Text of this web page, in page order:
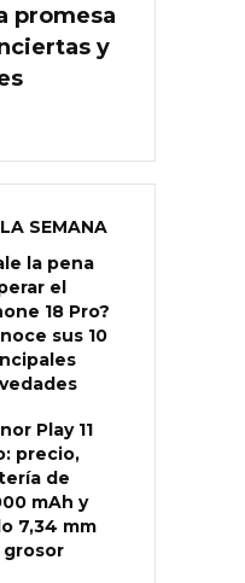
promesa
y
SEMANA
la pena
el
18 Pro?
sus 10
Play 11
precio,
de
mAh y
7,34 mm
grosor